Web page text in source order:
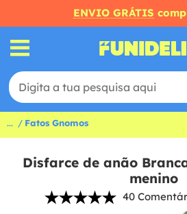
ENVIO GRÁTIS
... Fatos Gnomos
Disfarce de anão
menino
40